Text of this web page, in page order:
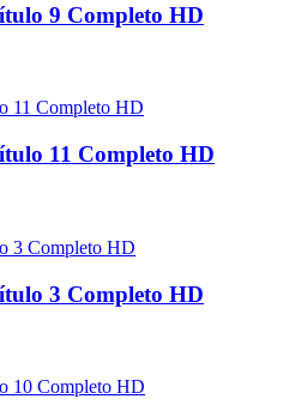
9 Completo HD
11 Completo HD
3 Completo HD